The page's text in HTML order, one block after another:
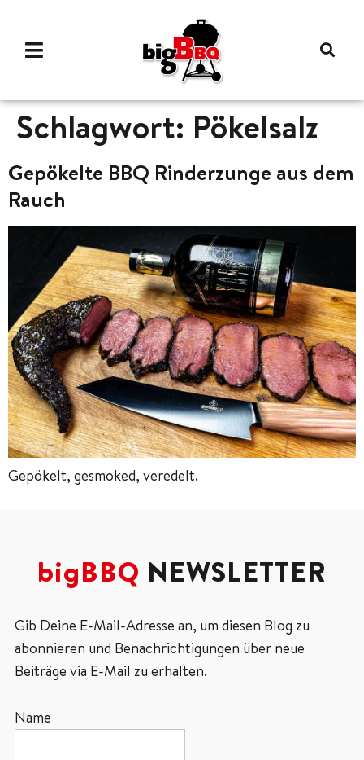
Schlagwort: Pökelsalz
Gepökelte BBQ Rinderzunge aus dem
Rauch
Gepökelt, gesmoked, veredelt.
bigBBQ NEWSLETTER
Gib Deine E-Mail-Adresse an, um diesen Blog zu
abonnieren und Benachrichtigungen über neue
Beiträge via E-Mail zu erhalten.
Name